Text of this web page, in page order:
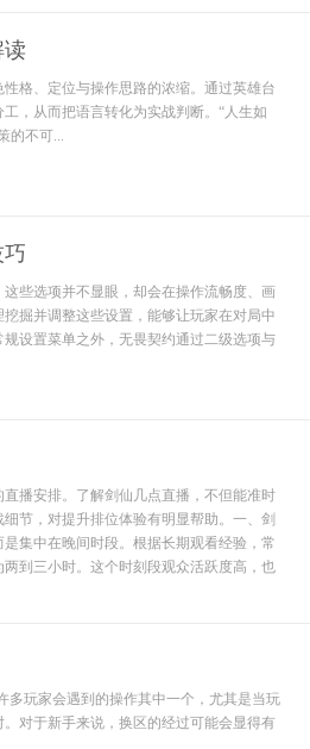
格、定位与操作思路的浓缩。通过英雄台
，从而把语言转化为实战判断。“人生如
的不可...
些选项并不显眼，却会在操作流畅度、画
掘并调整这些设置，能够让玩家在对局中
设置菜单之外，无畏契约通过二级选项与
播安排。了解剑仙几点直播，不但能准时
节，对提升排位体验有明显帮助。一、剑
集中在晚间时段。根据长期观看经验，常
到三小时。这个时刻段观众活跃度高，也
多玩家会遇到的操作其中一个，尤其是当玩
对于新手来说，换区的经过可能会显得有